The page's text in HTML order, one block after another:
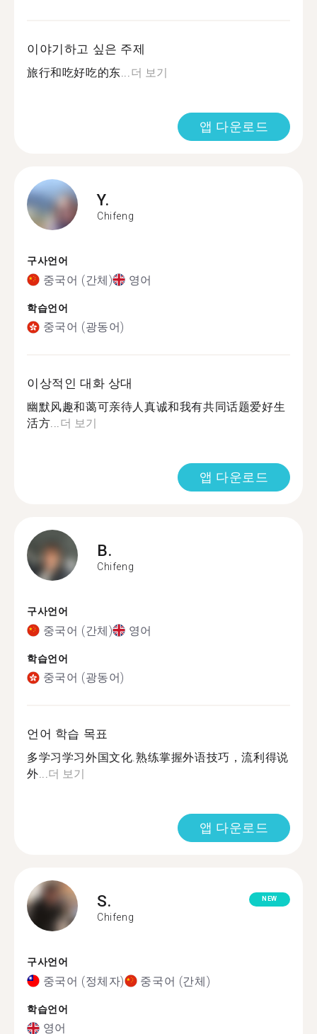
이야기하고 싶은 주제
旅行和吃好吃的东...더 보기
앱 다운로드
Y.
Chifeng
구사언어
중국어 (간체) 영어
학습언어
중국어 (광동어)
이상적인 대화 상대
幽默风趣和蔼可亲待人真诚和我有共同话题爱好生
活方...더 보기
앱 다운로드
B.
Chifeng
구사언어
중국어 (간체) 영어
학습언어
중국어 (광동어)
언어 학습 목표
多学习学习外国文化.熟练掌握外语技巧，流利得说
外...더 보기
앱 다운로드
S.
Chifeng
NEW
구사언어
중국어 (정체자) 중국어 (간체)
학습언어
영어